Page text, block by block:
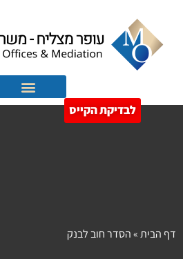
לבדיקת הקייס
דף הבית»הסדר חוב לבנק